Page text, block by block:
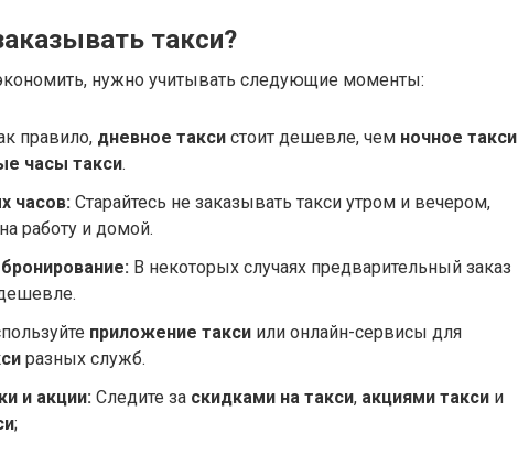
такси?
нужно учитывать следующие моменты:
правило, дневное такси стоит дешевле, чем ночное такси
часы такси.
часов: Старайтесь не заказывать такси утром и вечером,
работу и домой.
В некоторых случаях предварительный заказ
приложение такси или онлайн-сервисы для
разных служб.
и акции: Следите за скидками на такси, акциями такси и
;